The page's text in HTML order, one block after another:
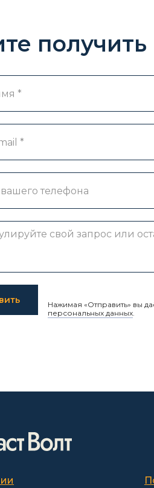
Нажимая «Отправить» вы
персональных данных.